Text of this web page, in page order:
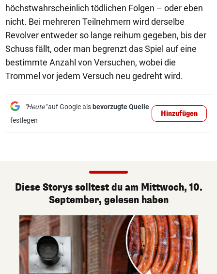
höchstwahrscheinlich tödlichen Folgen – oder eben
nicht. Bei mehreren Teilnehmern wird derselbe
Revolver entweder so lange reihum gegeben, bis der
Schuss fällt, oder man begrenzt das Spiel auf eine
bestimmte Anzahl von Versuchen, wobei die
Trommel vor jedem Versuch neu gedreht wird.
"Heute"auf Google als bevorzugte Quelle
festlegen
Hinzufügen
Diese Storys solltest du am Mittwoch, 10.
September, gelesen haben